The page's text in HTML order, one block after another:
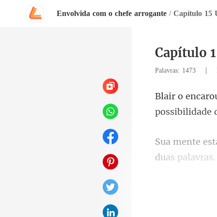
Envolvida com o chefe arrogante / Capítulo 15
Capítulo
Palavras: 1473 |
p